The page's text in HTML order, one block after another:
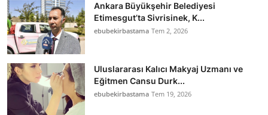
Ankara Büyükşehir Belediyesi
Etimesgut’ta Sivrisinek, K...
ebubekirbastama Tem 2, 2026
Uluslararası Kalıcı Makyaj Uzmanı ve
Eğitmen Cansu Durk...
ebubekirbastama Tem 19, 2026